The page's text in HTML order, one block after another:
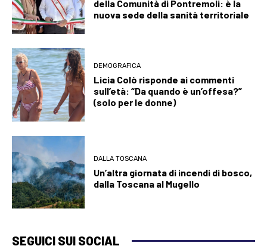
della Comunità di Pontremoli: è la
nuova sede della sanità territoriale
DEMOGRAFICA
Licia Colò risponde ai commenti
sull’età: “Da quando è un’offesa?”
(solo per le donne)
DALLA TOSCANA
Un’altra giornata di incendi di bosco,
dalla Toscana al Mugello
SEGUICI SUI SOCIAL